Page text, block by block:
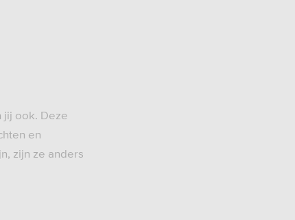
jij ook. Deze
en
zijn ze anders